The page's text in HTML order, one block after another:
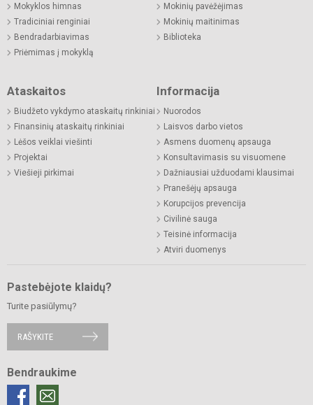
Mokyklos himnas
Tradiciniai renginiai
Bendradarbiavimas
Priėmimas į mokyklą
Mokinių pavėžėjimas
Mokinių maitinimas
Biblioteka
Ataskaitos
Biudžeto vykdymo ataskaitų rinkiniai
Finansinių ataskaitų rinkiniai
Lėšos veiklai viešinti
Projektai
Viešieji pirkimai
Informacija
Nuorodos
Laisvos darbo vietos
Asmens duomenų apsauga
Konsultavimasis su visuomene
Dažniausiai užduodami klausimai
Pranešėjų apsauga
Korupcijos prevencija
Civilinė sauga
Teisinė informacija
Atviri duomenys
Pastebėjote klaidų?
Turite pasiūlymų?
RAŠYKITE
Bendraukime